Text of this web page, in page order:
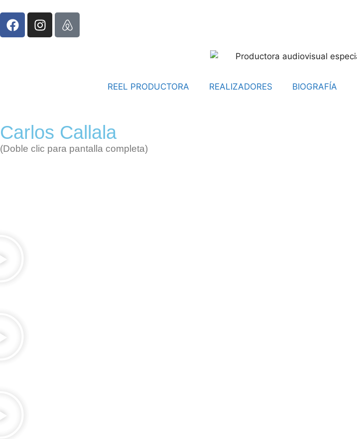
REEL PRODUCTORA REALIZADORES BIOGRAFÍA
Carlos Callala
(Doble clic para pantalla completa)